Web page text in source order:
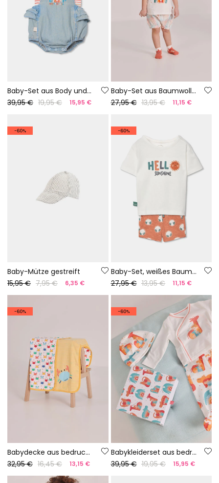
Baby-Set aus Body und Latzhose aus Denim
39,95 € 19,95 € 15,95 €
Baby-Set aus Baumwolle in Weiß
27,95 € 13,95 € 11,15 €
-60%
Baby-Mütze gestreift
15,95 € 7,95 € 6,35 €
-60%
Baby-Set, weißes Baumwoll-T-Shirt
27,95 € 13,95 € 11,15 €
-60%
Babydecke aus bedruckter Baumwolle
32,95 € 16,45 € 13,15 €
-60%
Babykleiderset aus bedruckter Baumwolle
39,95 € 19,95 € 15,95 €